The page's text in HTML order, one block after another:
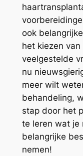
ook
het kiezen
veelgestelde
nu
meer wilt
behandeling,
stap door het
te leren wat je
belangrijke
nemen!